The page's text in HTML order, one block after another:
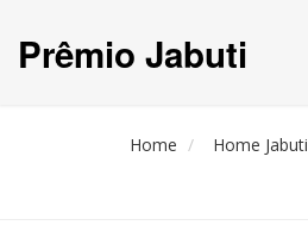
Prêmio Jabuti
Home Home Jabuti